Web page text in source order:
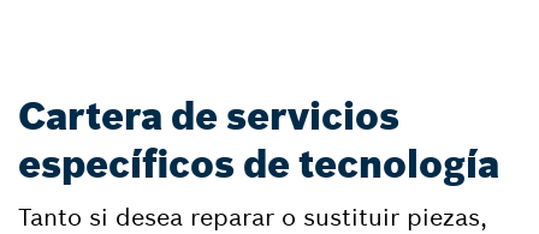
Cartera de servicios
específicos de tecnología
Tanto si desea reparar o sustituir piezas,